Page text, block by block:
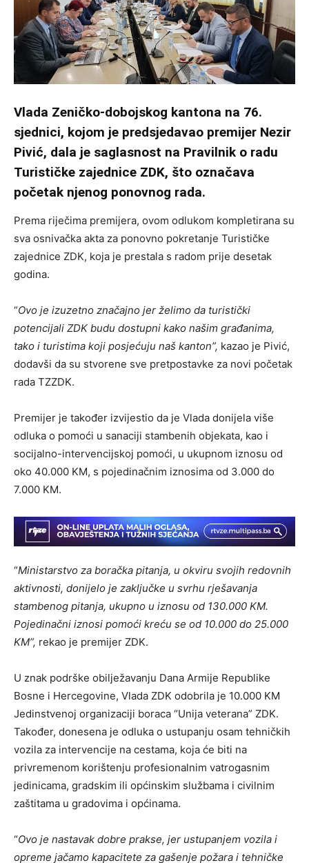
Vlada Zeničko-dobojskog kantona na 76.
sjednici, kojom je predsjedavao premijer Nezir
Pivić, dala je saglasnost na Pravilnik o radu
Turističke zajednice ZDK, što označava
početak njenog ponovnog rada.
Prema riječima premijera, ovom odlukom kompletirana su
sva osnivačka akta za ponovno pokretanje Turističke
zajednice ZDK, koja je prestala s radom prije desetak
godina.
“Ovo je izuzetno značajno jer želimo da turistički
potencijali ZDK budu dostupni kako našim građanima,
tako i turistima koji posjećuju naš kanton”, kazao je Pivić,
dodavši da su stvorene sve pretpostavke za novi početak
rada TZZDK.
Premijer je također izvijestio da je Vlada donijela više
odluka o pomoći u sanaciji stambenih objekata, kao i
socijalno-intervencijskoj pomoći, u ukupnom iznosu od
oko 40.000 KM, s pojedinačnim iznosima od 3.000 do
7.000 KM.
“Ministarstvo za boračka pitanja, u okviru svojih redovnih
aktivnosti, donijelo je zaključke u svrhu rješavanja
stambenog pitanja, ukupno u iznosu od 130.000 KM.
Pojedinačni iznosi pomoći kreću se od 10.000 do 25.000
KM”, rekao je premijer ZDK.
U znak podrške obilježavanju Dana Armije Republike
Bosne i Hercegovine, Vlada ZDK odobrila je 10.000 KM
Jedinstvenoj organizaciji boraca “Unija veterana” ZDK.
Također, donesena je odluka o ustupanju osam tehničkih
vozila za intervencije na cestama, koja će biti na
privremenom korištenju profesionalnim vatrogasnim
jedinicama, gradskim ili općinskim službama i civilnim
zaštitama u gradovima i općinama.
“Ovo je nastavak dobre prakse, jer ustupanjem vozila i
opreme jačamo kapacitete za gašenje požara i tehničke